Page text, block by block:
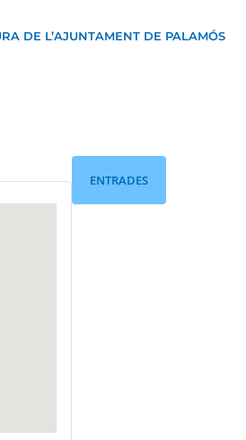
DE L’AJUNTAMENT DE PALAMÓS
ENTRADES